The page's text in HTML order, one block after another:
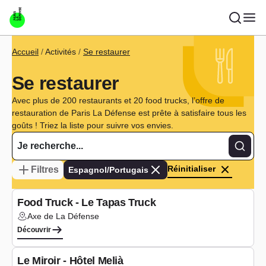
Aller au contenu principal
Fil d'Ariane
Accueil Activités Se restaurer
Se restaurer
Avec plus de 200 restaurants et 20 food trucks, l’offre de
restauration de Paris La Défense est prête à satisfaire tous les
goûts ! Triez la liste pour suivre vos envies.
Filtres Espagnol/Portugais Réinitialiser
Type de cuisine :
Espagnol/Portugais
Food Truck - Le Tapas Truck
Lieu :Axe de La Défense
Découvrir
Le Miroir - Hôtel Melià